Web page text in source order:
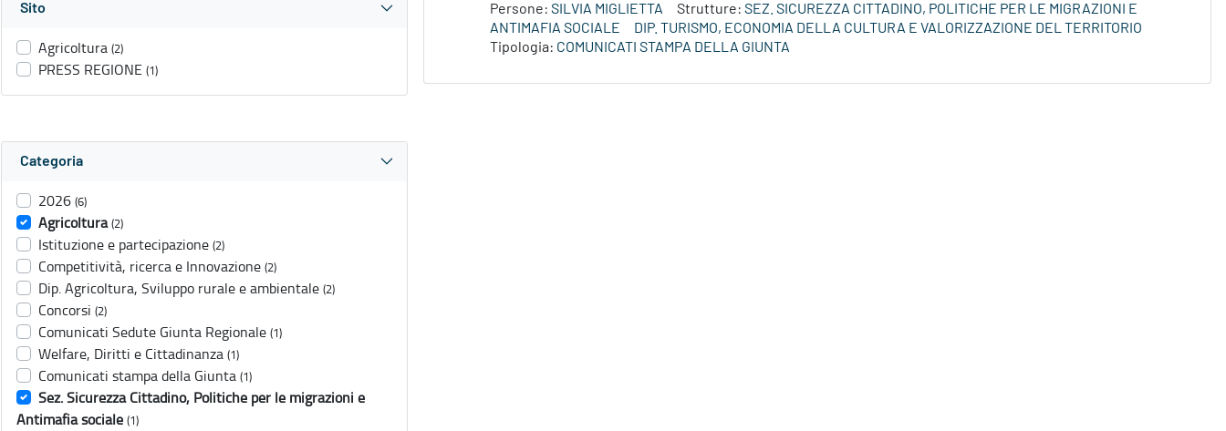
Sito
Agricoltura (2)
PRESS REGIONE (1)
Categoria
2026 (6)
Agricoltura (2)
Istituzione e partecipazione (2)
Competitività, ricerca e Innovazione (2)
Dip. Agricoltura, Sviluppo rurale e ambientale (2)
Concorsi (2)
Comunicati Sedute Giunta Regionale (1)
Welfare, Diritti e Cittadinanza (1)
Comunicati stampa della Giunta (1)
Sez. Sicurezza Cittadino, Politiche per le migrazioni e
Antimafia sociale (1)
Persone: SILVIA MIGLIETTA Strutture: SEZ. SICUREZZA CITTADINO, POLITICHE PER LE MIGRAZIONI E
ANTIMAFIA SOCIALE
DIP. TURISMO, ECONOMIA DELLA CULTURA E VALORIZZAZIONE DEL TERRITORIO
Tipologia: COMUNICATI STAMPA DELLA GIUNTA